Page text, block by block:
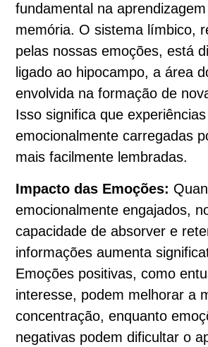
fundamental na
memória. O sistema límbico,
pelas nossas emoções, está
ligado ao hipocampo, a área
envolvida na formação de
Isso significa que experiências
emocionalmente carregadas
mais facilmente lembradas.
Impacto das Emoções:
emocionalmente engajados,
capacidade de absorver e
informações aumenta
Emoções positivas, como
interesse, podem melhorar a
concentração, enquanto
negativas podem dificultar o